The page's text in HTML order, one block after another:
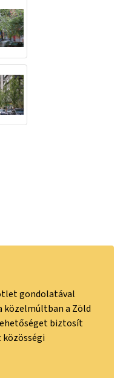
gondolatával
közelmúltban a Zöld
biztosít